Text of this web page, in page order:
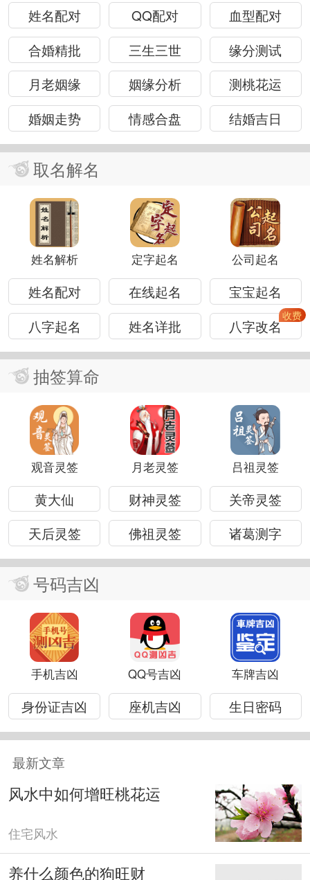
姓名配对 QQ配对
血型配对
合婚精批
三生三世
缘分测试
月老姻缘
姻缘分析
测桃花运
婚姻走势
情感合盘 结婚吉日
取名解名
姓名解析 定字起名 公司起名
姓名配对 在线起名
宝宝起名
八字起名
姓名详批 八字改名
抽签算命
观音灵签 月老灵签 吕祖灵签
黄大仙 财神灵签
关帝灵签
天后灵签
佛祖灵签 诸葛测字
号码吉凶
手机吉凶 QQ号吉凶 车牌吉凶
身份证吉凶 座机吉凶 生日密码
最新文章
风水中如何增旺桃花运
住宅风水
养什么颜色的狗旺财